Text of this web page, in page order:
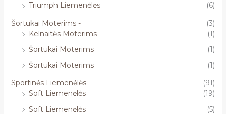
Triumph Liemenėlės
(6)
Šortukai Moterims -
(3)
Kelnaitės Moterims
(1)
Šortukai Moterims
(1)
Šortukai Moterims
(1)
Sportinės Liemenėlės -
(91)
Soft Liemenėlės
(19)
Soft Liemenėlės
(5)